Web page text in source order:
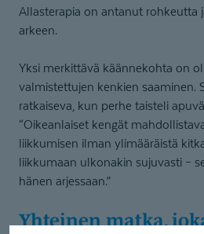
Allasterapia on antanut rohkeutta
arkeen.
Yksi merkittävä käännekohta on
valmistettujen kenkien saaminen.
ratkaiseva, kun perhe taisteli
“Oikeanlaiset kengät
liikkumisen ilman ylimääräistä
liikkumaan ulkonakin sujuvasti –
hänen arjessaan.”
Yhteinen matka,